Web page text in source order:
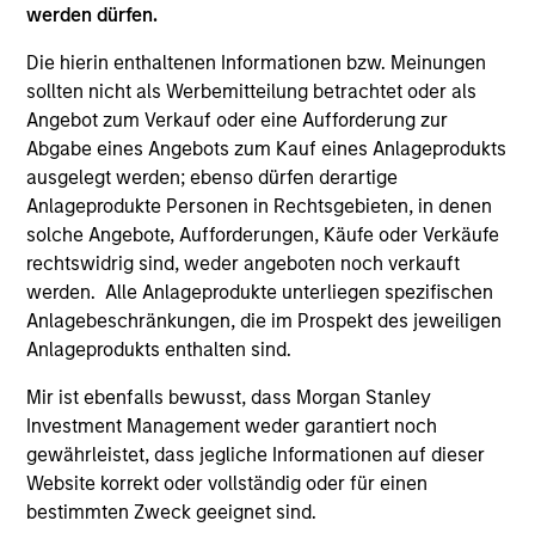
werden dürfen.
Die hierin enthaltenen Informationen bzw. Meinungen
sollten nicht als Werbemitteilung betrachtet oder als
Angebot zum Verkauf oder eine Aufforderung zur
Abgabe eines Angebots zum Kauf eines Anlageprodukts
ausgelegt werden; ebenso dürfen derartige
Anlageprodukte Personen in Rechtsgebieten, in denen
solche Angebote, Aufforderungen, Käufe oder Verkäufe
rechtswidrig sind, weder angeboten noch verkauft
werden. Alle Anlageprodukte unterliegen spezifischen
Anlagebeschränkungen, die im Prospekt des jeweiligen
Anlageprodukts enthalten sind.
Mir ist ebenfalls bewusst, dass Morgan Stanley
Investment Management weder garantiert noch
gewährleistet, dass jegliche Informationen auf dieser
Website korrekt oder vollständig oder für einen
bestimmten Zweck geeignet sind.
The team’s culture is shaped by four core values that are
cultivated and reinforced in many ways: intellectual
curiosity and flexibility, perspective, self-awareness and
partnership.
2
Reading Network
The team’s reading network includes more than 100
investor and non-investor participants at Morgan Stanley,
encourages cross-disciplinary thinking. Each week the
team circulates articles, essays and thought pieces from
a wide range of sources outside mainstream Wall Street
in order to help enhance its knowledge and inform
investment decisions.